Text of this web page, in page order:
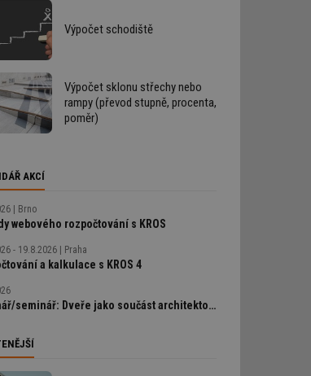
Výpočet schodiště
Výpočet sklonu střechy nebo
rampy (převod stupně, procenta,
poměr)
AKCÍ
Brno
webového rozpočtování s KROS
- 19.8.2026 Praha
a kalkulace s KROS 4
Webinář/seminář: Dveře jako součást architektonického detailu, technické řešení bez chyb